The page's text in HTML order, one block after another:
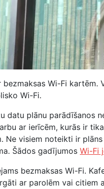
bezmaksas Wi-Fi kartēm.
Wi-Fi.
datu plānu parādīšanos
ar ierīcēm, kurās ir
Ne visiem noteikti ir
Šādos gadījumos Wi-Fi
bezmaksas Wi-Fi.
ar parolēm vai citiem